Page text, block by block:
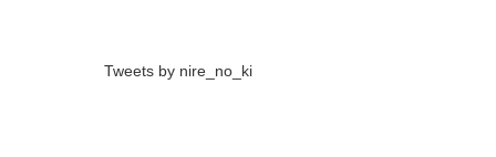
Tweets by nire_no_ki